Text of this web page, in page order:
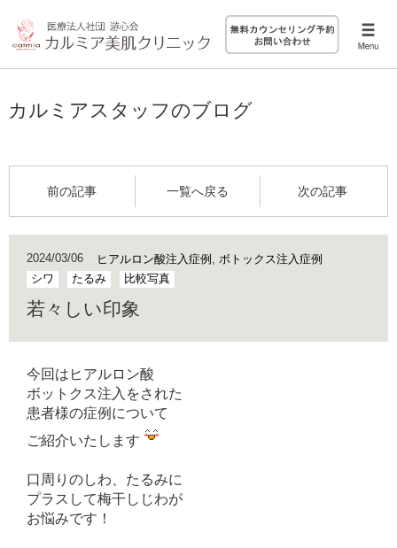
カルミアスタッフのブログ
前の記事 一覧へ戻る 次の記事
2024/03/06 ヒアルロン酸注入症例 , ボトックス注入症例
シワ
たるみ 比較写真
若々しい印象
今回はヒアルロン酸
ボットクス注入をされた
患者様の症例について
ご紹介いたします
口周りのしわ、たるみに
プラスして梅干しじわが
お悩みです！